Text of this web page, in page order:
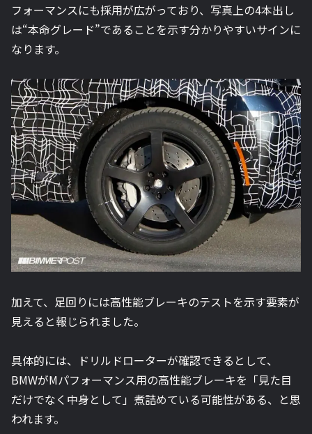
フォーマンスにも採用が広がっており、写真上の4本出し
は“本命グレード”であることを示す分かりやすいサインに
なります。
加えて、足回りには高性能ブレーキのテストを示す要素が
見えると報じられました。
具体的には、ドリルドローターが確認できるとして、
BMWがMパフォーマンス用の高性能ブレーキを「見た目
だけでなく中身として」煮詰めている可能性がある、と思
われます。